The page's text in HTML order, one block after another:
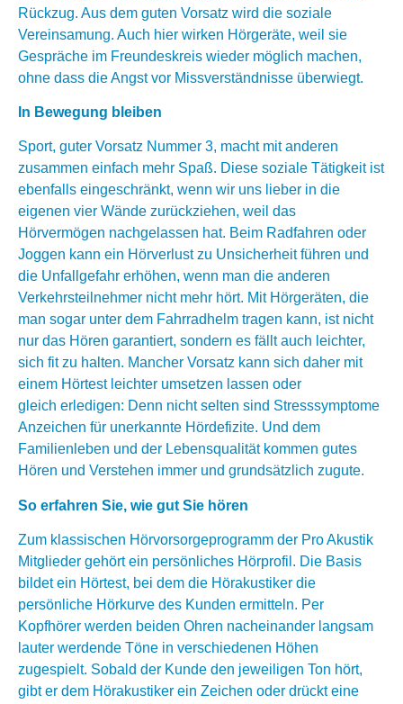
Rückzug. Aus dem guten Vorsatz wird die soziale
Vereinsamung. Auch hier wirken Hörgeräte, weil sie
Gespräche im Freundeskreis wieder möglich machen,
ohne dass die Angst vor Missverständnisse überwiegt.
In Bewegung bleiben
Sport, guter Vorsatz Nummer 3, macht mit anderen
zusammen einfach mehr Spaß. Diese soziale Tätigkeit ist
ebenfalls eingeschränkt, wenn wir uns lieber in die
eigenen vier Wände zurückziehen, weil das
Hörvermögen nachgelassen hat. Beim Radfahren oder
Joggen kann ein Hörverlust zu Unsicherheit führen und
die Unfallgefahr erhöhen, wenn man die anderen
Verkehrsteilnehmer nicht mehr hört. Mit Hörgeräten, die
man sogar unter dem Fahrradhelm tragen kann, ist nicht
nur das Hören garantiert, sondern es fällt auch leichter,
sich fit zu halten. Mancher Vorsatz kann sich daher mit
einem Hörtest leichter umsetzen lassen oder
gleich erledigen: Denn nicht selten sind Stresssymptome
Anzeichen für unerkannte Hördefizite. Und dem
Familienleben und der Lebensqualität kommen gutes
Hören und Verstehen immer und grundsätzlich zugute.
So erfahren Sie, wie gut Sie hören
Zum klassischen Hörvorsorgeprogramm der Pro Akustik
Mitglieder gehört ein persönliches Hörprofil. Die Basis
bildet ein Hörtest, bei dem die Hörakustiker die
persönliche Hörkurve des Kunden ermitteln. Per
Kopfhörer werden beiden Ohren nacheinander langsam
lauter werdende Töne in verschiedenen Höhen
zugespielt. Sobald der Kunde den jeweiligen Ton hört,
gibt er dem Hörakustiker ein Zeichen oder drückt eine